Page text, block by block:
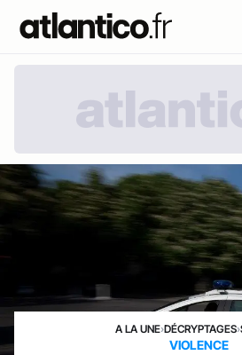
A LA UNE›DÉCRYPTAGES›
VIOLENCE